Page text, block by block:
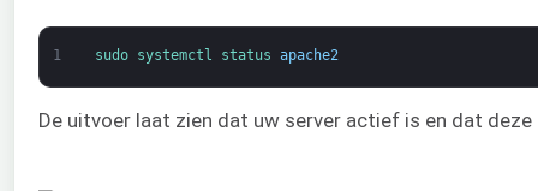
1 sudo systemctl status apache2
De uitvoer laat zien dat uw server actief is en dat